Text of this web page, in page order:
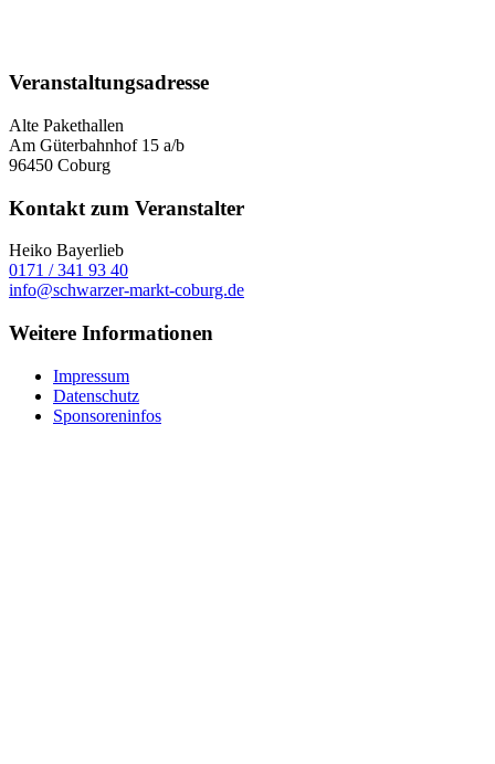
Veranstaltungsadresse
Alte Pakethallen
Am Güterbahnhof 15 a/b
96450 Coburg
Kontakt zum Veranstalter
Heiko Bayerlieb
0171 / 341 93 40
info@schwarzer-markt-coburg.de
Weitere Informationen
Impressum
Datenschutz
Sponsoreninfos